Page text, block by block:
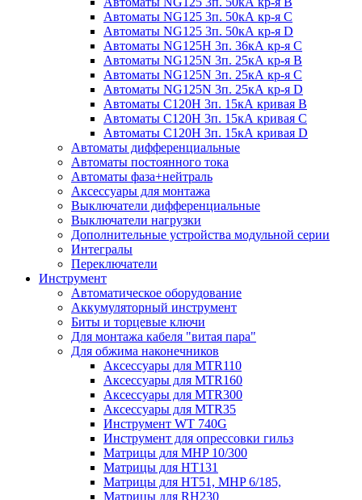
Автоматы NG125 3п. 50кА кр-я C
Автоматы NG125 3п. 50кА кр-я D
Автоматы NG125H 3п. 36кА кр-я C
Автоматы NG125N 3п. 25кА кр-я B
Автоматы NG125N 3п. 25кА кр-я C
Автоматы NG125N 3п. 25кА кр-я D
Автоматы С120Н 3п. 15кА кривая B
Автоматы С120Н 3п. 15кА кривая C
Автоматы С120Н 3п. 15кА кривая D
Автоматы дифференциальные
Автоматы постоянного тока
Автоматы фаза+нейтраль
Аксессуары для монтажа
Выключатели дифференциальные
Выключатели нагрузки
Дополнительные устройства модульной серии
Интегралы
Переключатели
Инструмент
Автоматическое оборудование
Аккумуляторный инструмент
Биты и торцевые ключи
Для монтажа кабеля "витая пара"
Для обжима наконечников
Аксессуары для MTR110
Аксессуары для MTR160
Аксессуары для MTR300
Аксессуары для MTR35
Инструмент WT 740G
Инструмент для опрессовки гильз
Матрицы для MHP 10/300
Матрицы для НТ131
Матрицы для НТ51, MHP 6/185,
Матрицы для RH230